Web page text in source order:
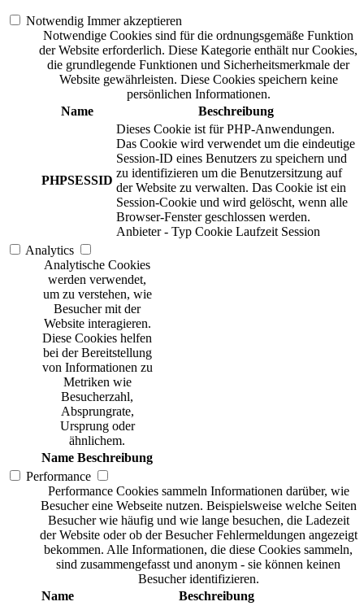
Notwendig Immer akzeptieren
Notwendige Cookies sind für die ordnungsgemäße Funktion
der Website erforderlich. Diese Kategorie enthält nur Cookies,
die grundlegende Funktionen und Sicherheitsmerkmale der
Website gewährleisten. Diese Cookies speichern keine
persönlichen Informationen.
Name
Beschreibung
PHPSESSID
Dieses Cookie ist für PHP-Anwendungen.
Das Cookie wird verwendet um die eindeutige
Session-ID eines Benutzers zu speichern und
zu identifizieren um die Benutzersitzung auf
der Website zu verwalten. Das Cookie ist ein
Session-Cookie und wird gelöscht, wenn alle
Browser-Fenster geschlossen werden.
Anbieter - Typ Cookie Laufzeit Session
Analytics
Analytische Cookies
werden verwendet,
um zu verstehen, wie
Besucher mit der
Website interagieren.
Diese Cookies helfen
bei der Bereitstellung
von Informationen zu
Metriken wie
Besucherzahl,
Absprungrate,
Ursprung oder
ähnlichem.
Name Beschreibung
Performance
Performance Cookies sammeln Informationen darüber, wie
Besucher eine Webseite nutzen. Beispielsweise welche Seiten
Besucher wie häufig und wie lange besuchen, die Ladezeit
der Website oder ob der Besucher Fehlermeldungen angezeigt
bekommen. Alle Informationen, die diese Cookies sammeln,
sind zusammengefasst und anonym - sie können keinen
Besucher identifizieren.
Name
Beschreibung